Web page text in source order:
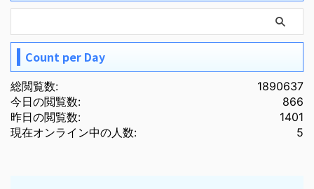
Count per Day
1890637
総閲覧数:
866
今日の閲覧数:
1401
昨日の閲覧数:
5
現在オンライン中の人数: